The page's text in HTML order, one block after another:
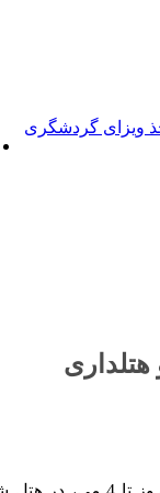
ویزای گردشگری
هتلداری